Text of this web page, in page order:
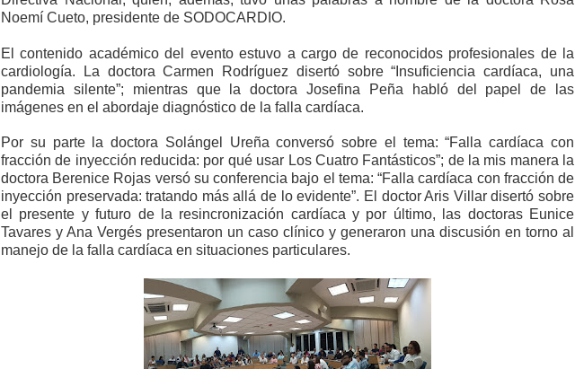
Noemí Cueto, presidente de SODOCARDIO.
El contenido académico del evento estuvo a cargo de reconocidos profesionales de la
cardiología. La doctora Carmen Rodríguez disertó sobre “Insuficiencia cardíaca, una
pandemia silente”; mientras que la doctora Josefina Peña habló del papel de las
imágenes en el abordaje diagnóstico de la falla cardíaca.
Por su parte la doctora Solángel Ureña conversó sobre el tema: “Falla cardíaca con
fracción de inyección reducida: por qué usar Los Cuatro Fantásticos”; de la mis manera la
doctora Berenice Rojas versó su conferencia bajo el tema: “Falla cardíaca con fracción de
inyección preservada: tratando más allá de lo evidente”. El doctor Aris Villar disertó sobre
el presente y futuro de la resincronización cardíaca y por último, las doctoras Eunice
Tavares y Ana Vergés presentaron un caso clínico y generaron una discusión en torno al
manejo de la falla cardíaca en situaciones particulares.